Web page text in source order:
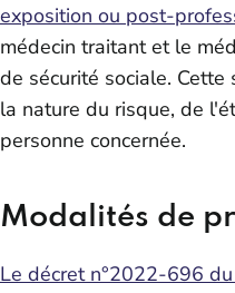
exposition ou post-
médecin traitant et le
de sécurité sociale.
la nature du risque, de
personne concernée.
Modalités de
Le décret n°2022-696